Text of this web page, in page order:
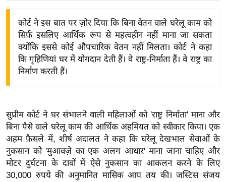
द्यो
वि
शे
ष
ज्ञ
रा
य
कोर्ट ने इस बात पर ज़ोर दिया कि बिना वेतन वाले घरेलू काम को
सिर्फ़ इसलिए आर्थिक रूप से महत्वहीन नहीं माना जा सकता
क्योंकि इससे कोई औपचारिक वेतन नहीं मिलता। कोर्ट ने कहा
कि गृहिणियां घर में योगदान देती हैं। वे राष्ट्र-निर्माता हैं। वे राष्ट्र का
निर्माण करती हैं।
सुप्रीम कोर्ट ने घर संभालने वाली महिलाओं को 'राष्ट्र निर्माता' माना और
बिना पैसे वाले घरेलू काम की आर्थिक अहमियत को स्वीकार किया। एक
अहम फ़ैसले में, शीर्ष अदालत ने कहा कि घरेलू देखभाल सेवाओं के
नुकसान को 'मुआवज़े का एक अलग आधार' माना जाना चाहिए और
मोटर दुर्घटना के दावों में ऐसे नुकसान का आकलन करने के लिए
30,000 रुपये की अनुमानित मासिक आय तय की। जस्टिस संजय